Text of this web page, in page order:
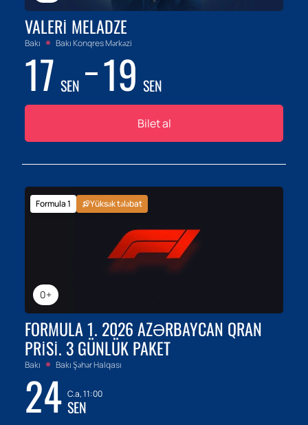
VALERI MELADZE
Bakı Bakı Konqres Mərkəzi
17 SEN 19 SEN
Bilet al
0+
Formula 1 Yüksək tələbat
FORMULA 1. 2026 AZƏRBAYCAN QRAN
PRISI. 3 GÜNLÜK PAKET
Bakı Bakı Şəhər Halqası
24 C.a, 11:00
SEN